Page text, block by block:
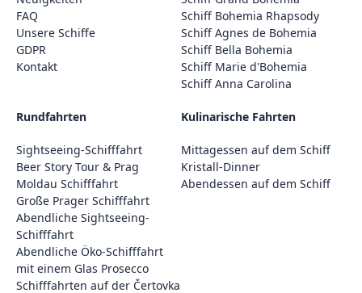
FAQ
Unsere Schiffe
GDPR
Kontakt
Schiff Bohemia Rhapsody
Schiff Agnes de Bohemia
Schiff Bella Bohemia
Schiff Marie d'Bohemia
Schiff Anna Carolina
Rundfahrten
Sightseeing-Schifffahrt
Beer Story Tour & Prag
Moldau Schifffahrt
Große Prager Schifffahrt
Abendliche Sightseeing-
Schifffahrt
Abendliche Öko-Schifffahrt
mit einem Glas Prosecco
Schifffahrten auf der Čertovka
Kulinarische Fahrten
Mittagessen auf dem Schiff
Kristall-Dinner
Abendessen auf dem Schiff